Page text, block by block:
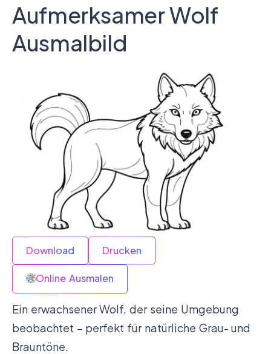
Aufmerksamer Wolf
Ausmalbild
Download Drucken
Online Ausmalen
Ein erwachsener Wolf, der seine Umgebung
beobachtet – perfekt für natürliche Grau- und
Brauntöne.